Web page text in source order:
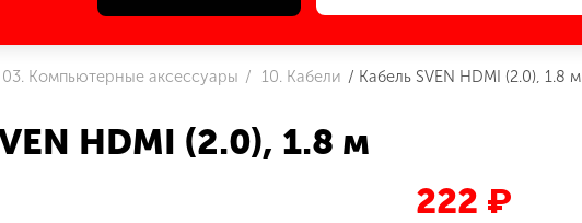
03. Компьютерные аксессуары 10. Кабели Кабель SVEN HDMI (2.0), 1.8 м
HDMI (2.0), 1.8 м
222 ₽